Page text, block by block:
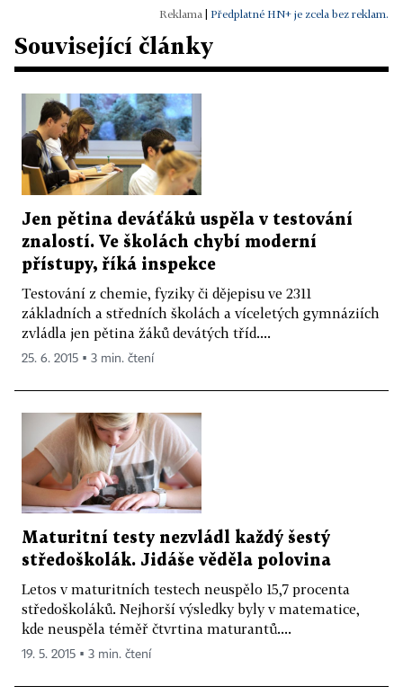
Předplatné HN+ je zcela bez reklam.
Související články
Jen pětina deváťáků uspěla v testování
znalostí. Ve školách chybí moderní
přístupy, říká inspekce
Testování z chemie, fyziky či dějepisu ve 2311
základních a středních školách a víceletých gymnáziích
zvládla jen pětina žáků devátých tříd....
25. 6. 2015 ▪ 3 min. čtení
Maturitní testy nezvládl každý šestý
středoškolák. Jidáše věděla polovina
Letos v maturitních testech neuspělo 15,7 procenta
středoškoláků. Nejhorší výsledky byly v matematice,
kde neuspěla téměř čtvrtina maturantů....
19. 5. 2015 ▪ 3 min. čtení